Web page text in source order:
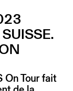
On Tour fait